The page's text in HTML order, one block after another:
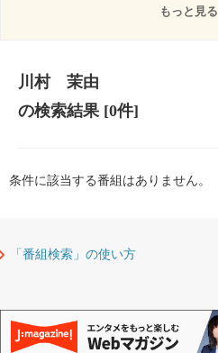
もっと見る
川村 茉由
の検索結果[0件]
条件に該当する番組はありません。
「番組検索」の使い方